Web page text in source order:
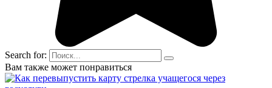
Search for:
Вам также может понравиться